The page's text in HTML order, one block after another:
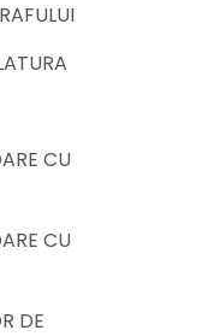
CU
CU
DE